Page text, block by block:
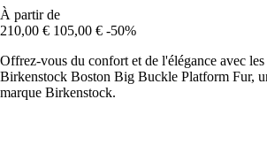
À partir de
210,00 € 105,00 € -50%
Offrez-vous du confort et de l'élégance avec les
Birkenstock Boston Big Buckle Platform Fur,
marque Birkenstock.